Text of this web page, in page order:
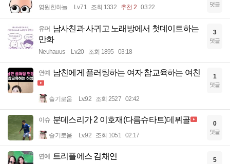
영원한하늘 Lv.71 조회 1332 추천 2 03:22 댓글
유머 남사친과 사귀고 노래방에서 첫데이트하는
만화
Neuhauus Lv.20 조회 1895 03:18
3
댓글
연예 남친에게 플러팅하는 여자 참교육하는 여친
슬기로움 Lv.92 조회 2527 02:42
1
댓글
이슈 분데스리가 2 이호재(다름슈타트)데뷔골
슬기로움 Lv.92 조회 1051 02:17
0
댓글
연예 트리플에스 김채연 5